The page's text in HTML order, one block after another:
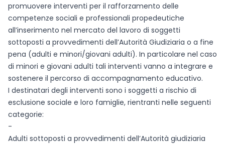
promuovere interventi per il rafforzamento delle
competenze sociali e professionali propedeutiche
all’inserimento nel mercato del lavoro di soggetti
sottoposti a provvedimenti dell’Autorità Giudiziaria o a fine
pena (adulti e minori/giovani adulti). In particolare nel caso
di minori e giovani adulti tali interventi vanno a integrare e
sostenere il percorso di accompagnamento educativo.
I destinatari degli interventi sono i soggetti a rischio di
esclusione sociale e loro famiglie, rientranti nelle seguenti
categorie:
-
Adulti sottoposti a provvedimenti dell’Autorità giudiziaria